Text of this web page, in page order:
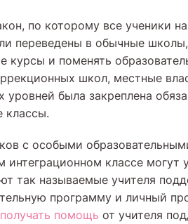
по которому все ученики
переведены в обычные
курсы и поменять
школ, местные
уровней была закреплена
классы.
с особыми
классе могут
так называемые учителя
программу и личный
получать помощь от учителя